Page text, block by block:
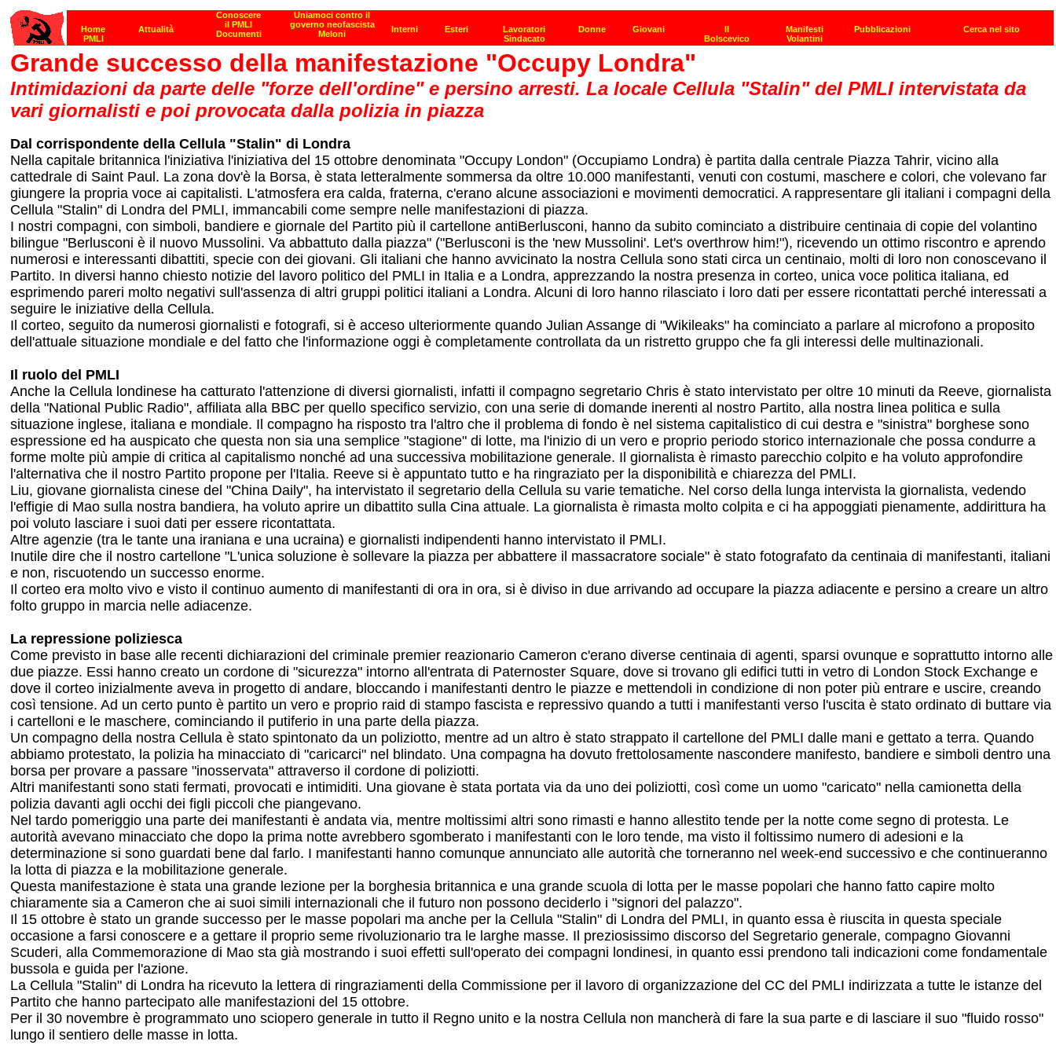
Grande successo della manifestazione "Occupy Londra"
Intimidazioni da parte delle "forze dell'ordine" e persino arresti. La locale Cellula "Stalin" del PMLI intervistata da
vari giornalisti e poi provocata dalla polizia in piazza
Dal corrispondente della Cellula "Stalin" di Londra
Nella capitale britannica l'iniziativa l'iniziativa del 15 ottobre denominata "Occupy London" (Occupiamo Londra) è partita dalla centrale Piazza Tahrir, vicino alla
cattedrale di Saint Paul. La zona dov'è la Borsa, è stata letteralmente sommersa da oltre 10.000 manifestanti, venuti con costumi, maschere e colori, che volevano far
giungere la propria voce ai capitalisti. L'atmosfera era calda, fraterna, c'erano alcune associazioni e movimenti democratici. A rappresentare gli italiani i compagni della
Cellula "Stalin" di Londra del PMLI, immancabili come sempre nelle manifestazioni di piazza.
I nostri compagni, con simboli, bandiere e giornale del Partito più il cartellone antiBerlusconi, hanno da subito cominciato a distribuire centinaia di copie del volantino
bilingue "Berlusconi è il nuovo Mussolini. Va abbattuto dalla piazza" ("Berlusconi is the 'new Mussolini'. Let's overthrow him!"), ricevendo un ottimo riscontro e aprendo
numerosi e interessanti dibattiti, specie con dei giovani. Gli italiani che hanno avvicinato la nostra Cellula sono stati circa un centinaio, molti di loro non conoscevano il
Partito. In diversi hanno chiesto notizie del lavoro politico del PMLI in Italia e a Londra, apprezzando la nostra presenza in corteo, unica voce politica italiana, ed
esprimendo pareri molto negativi sull'assenza di altri gruppi politici italiani a Londra. Alcuni di loro hanno rilasciato i loro dati per essere ricontattati perché interessati a
seguire le iniziative della Cellula.
Il corteo, seguito da numerosi giornalisti e fotografi, si è acceso ulteriormente quando Julian Assange di "Wikileaks" ha cominciato a parlare al microfono a proposito
dell'attuale situazione mondiale e del fatto che l'informazione oggi è completamente controllata da un ristretto gruppo che fa gli interessi delle multinazionali.
Il ruolo del PMLI
Anche la Cellula londinese ha catturato l'attenzione di diversi giornalisti, infatti il compagno segretario Chris è stato intervistato per oltre 10 minuti da Reeve, giornalista
della "National Public Radio", affiliata alla BBC per quello specifico servizio, con una serie di domande inerenti al nostro Partito, alla nostra linea politica e sulla
situazione inglese, italiana e mondiale. Il compagno ha risposto tra l'altro che il problema di fondo è nel sistema capitalistico di cui destra e "sinistra" borghese sono
espressione ed ha auspicato che questa non sia una semplice "stagione" di lotte, ma l'inizio di un vero e proprio periodo storico internazionale che possa condurre a
forme molte più ampie di critica al capitalismo nonché ad una successiva mobilitazione generale. Il giornalista è rimasto parecchio colpito e ha voluto approfondire
l'alternativa che il nostro Partito propone per l'Italia. Reeve si è appuntato tutto e ha ringraziato per la disponibilità e chiarezza del PMLI.
Liu, giovane giornalista cinese del "China Daily", ha intervistato il segretario della Cellula su varie tematiche. Nel corso della lunga intervista la giornalista, vedendo
l'effigie di Mao sulla nostra bandiera, ha voluto aprire un dibattito sulla Cina attuale. La giornalista è rimasta molto colpita e ci ha appoggiati pienamente, addirittura ha
poi voluto lasciare i suoi dati per essere ricontattata.
Altre agenzie (tra le tante una iraniana e una ucraina) e giornalisti indipendenti hanno intervistato il PMLI.
Inutile dire che il nostro cartellone "L'unica soluzione è sollevare la piazza per abbattere il massacratore sociale" è stato fotografato da centinaia di manifestanti, italiani
e non, riscuotendo un successo enorme.
Il corteo era molto vivo e visto il continuo aumento di manifestanti di ora in ora, si è diviso in due arrivando ad occupare la piazza adiacente e persino a creare un altro
folto gruppo in marcia nelle adiacenze.
La repressione poliziesca
Come previsto in base alle recenti dichiarazioni del criminale premier reazionario Cameron c'erano diverse centinaia di agenti, sparsi ovunque e soprattutto intorno alle
due piazze. Essi hanno creato un cordone di "sicurezza" intorno all'entrata di Paternoster Square, dove si trovano gli edifici tutti in vetro di London Stock Exchange e
dove il corteo inizialmente aveva in progetto di andare, bloccando i manifestanti dentro le piazze e mettendoli in condizione di non poter più entrare e uscire, creando
così tensione. Ad un certo punto è partito un vero e proprio raid di stampo fascista e repressivo quando a tutti i manifestanti verso l'uscita è stato ordinato di buttare via
i cartelloni e le maschere, cominciando il putiferio in una parte della piazza.
Un compagno della nostra Cellula è stato spintonato da un poliziotto, mentre ad un altro è stato strappato il cartellone del PMLI dalle mani e gettato a terra. Quando
abbiamo protestato, la polizia ha minacciato di "caricarci" nel blindato. Una compagna ha dovuto frettolosamente nascondere manifesto, bandiere e simboli dentro una
borsa per provare a passare "inosservata" attraverso il cordone di poliziotti.
Altri manifestanti sono stati fermati, provocati e intimiditi. Una giovane è stata portata via da uno dei poliziotti, così come un uomo "caricato" nella camionetta della
polizia davanti agli occhi dei figli piccoli che piangevano.
Nel tardo pomeriggio una parte dei manifestanti è andata via, mentre moltissimi altri sono rimasti e hanno allestito tende per la notte come segno di protesta. Le
autorità avevano minacciato che dopo la prima notte avrebbero sgomberato i manifestanti con le loro tende, ma visto il foltissimo numero di adesioni e la
determinazione si sono guardati bene dal farlo. I manifestanti hanno comunque annunciato alle autorità che torneranno nel week-end successivo e che continueranno
la lotta di piazza e la mobilitazione generale.
Questa manifestazione è stata una grande lezione per la borghesia britannica e una grande scuola di lotta per le masse popolari che hanno fatto capire molto
chiaramente sia a Cameron che ai suoi simili internazionali che il futuro non possono deciderlo i "signori del palazzo".
Il 15 ottobre è stato un grande successo per le masse popolari ma anche per la Cellula "Stalin" di Londra del PMLI, in quanto essa è riuscita in questa speciale
occasione a farsi conoscere e a gettare il proprio seme rivoluzionario tra le larghe masse. Il preziosissimo discorso del Segretario generale, compagno Giovanni
Scuderi, alla Commemorazione di Mao sta già mostrando i suoi effetti sull'operato dei compagni londinesi, in quanto essi prendono tali indicazioni come fondamentale
bussola e guida per l'azione.
La Cellula "Stalin" di Londra ha ricevuto la lettera di ringraziamenti della Commissione per il lavoro di organizzazione del CC del PMLI indirizzata a tutte le istanze del
Partito che hanno partecipato alle manifestazioni del 15 ottobre.
Per il 30 novembre è programmato uno sciopero generale in tutto il Regno unito e la nostra Cellula non mancherà di fare la sua parte e di lasciare il suo "fluido rosso"
lungo il sentiero delle masse in lotta.